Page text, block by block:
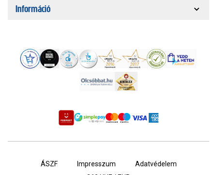
Információ
ÁSZF Impresszum
Adatvédelem